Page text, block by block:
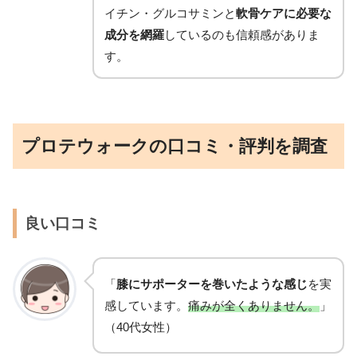
イチン・グルコサミンと軟骨ケアに必要な
成分を網羅しているのも信頼感がありま
す。
プロテウォークの口コミ・評判を調査
良い口コミ
「膝にサポーターを巻いたような感じを実
感しています。 痛みが全くありません。 」
（40代女性）